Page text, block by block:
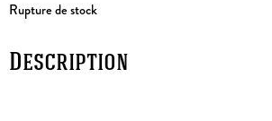
Rupture de stock
Description